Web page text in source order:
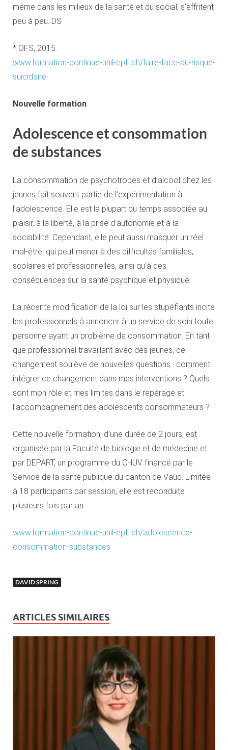
même dans les milieux de la santé et du social, s’effritent
peu à peu. DS
* OFS, 2015.
www.formation-continue-unil-epfl.ch/faire-face-au-risque-
suicidaire
Nouvelle formation
Adolescence et consommation
de substances
La consommation de psychotropes et d’alcool chez les
jeunes fait souvent partie de l’expérimentation à
l’adolescence. Elle est la plupart du temps associée au
plaisir, à la liberté, à la prise d’autonomie et à la
sociabilité. Cependant, elle peut aussi masquer un réel
mal-être, qui peut mener à des difficultés familiales,
scolaires et professionnelles, ainsi qu’à des
conséquences sur la santé psychique et physique.
La récente modification de la loi sur les stupéfiants incite
les professionnels à annoncer à un service de soin toute
personne ayant un problème de consommation. En tant
que professionnel travaillant avec des jeunes, ce
changement soulève de nouvelles questions : comment
intégrer ce changement dans mes interventions ? Quels
sont mon rôle et mes limites dans le repérage et
l’accompagnement des adolescents consommateurs ?
Cette nouvelle formation, d’une durée de 2 jours, est
organisée par la Faculté de biologie et de médecine et
par DEPART, un programme du CHUV financé par le
Service de la santé publique du canton de Vaud. Limitée
à 18 participants par session, elle est reconduite
plusieurs fois par an.
www.formation-continue-unil-epfl.ch/adolescence-
consommation-substances
DAVID SPRING
ARTICLES SIMILAIRES